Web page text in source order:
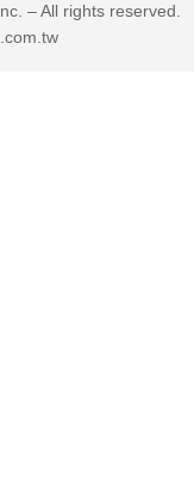
– All rights reserved.